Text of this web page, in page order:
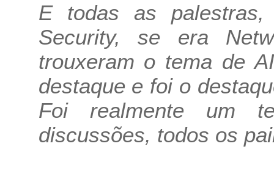
E todas as palestras,
Security, se era
trouxeram o tema de
destaque e foi o
Foi realmente um
discussões, todos os